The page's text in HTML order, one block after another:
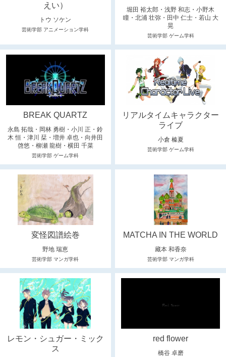
えい）
トウ ソケン
芸術学部 アニメーション学科
堀田 裕太郎・浅野 和志・小野木
瞳・北浦 壮弥・田中 仁士・若山 大
晃
芸術学部 ゲーム学科
BREAK QUARTZ
永島 拓哉・岡林 勇樹・小川 正・鈴
木 恒・津川 栞・増井 卓也・向井田
啓悠・柳瀬 龍樹・横田 千菜
芸術学部 ゲーム学科
リアルタイムキャラクター
ライブ
小倉 榛夏
芸術学部 ゲーム学科
変怪図譜絵巻
野地 瑞恵
芸術学部 マンガ学科
MATCHA IN THE WORLD
藏本 和香奈
芸術学部 マンガ学科
レモン・シュガー・ミック
ス
red flower
橋谷 卓磨